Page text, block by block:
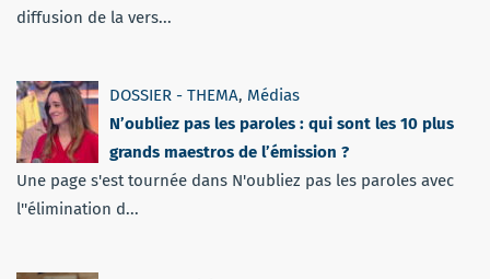
diffusion de la vers...
DOSSIER - THEMA, Médias
N’oubliez pas les paroles : qui sont les 10 plus
grands maestros de l’émission ?
Une page s'est tournée dans N'oubliez pas les paroles avec
l''élimination d...